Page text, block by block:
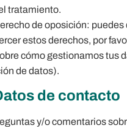
tratamiento.
de oposición:
estos derechos, por
cómo gestionamos tus
de datos).
de contacto
y/o comentarios